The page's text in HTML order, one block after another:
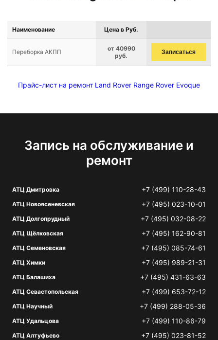
Наименование Цена в Руб.
Переборка АКПП
от 40990
руб.
Записаться
Прайс-лист на ремонт Land Rover Range Rover Evoque
Запись на обслуживание и
ремонт
АТЦ Дмитровка +7 (499) 110-28-43
АТЦ Новоясеневская +7 (495) 023-10-01
АТЦ Долгопрудный +7 (495) 032-08-22
АТЦ Щёлковская +7 (495) 162-90-81
АТЦ Семеновская +7 (495) 085-74-61
АТЦ Химки +7 (495) 989-21-31
АТЦ Балашиха +7 (495) 431-63-63
АТЦ Севастопольская +7 (499) 653-72-12
АТЦ Научный +7 (499) 288-05-36
АТЦ Удальцова +7 (499) 110-86-79
АТЦ Алтуфьево +7 (495) 023-81-52